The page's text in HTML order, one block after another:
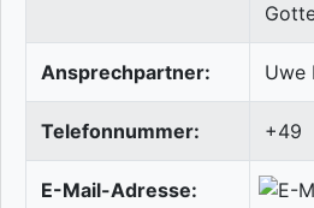
Ansprechpartner: Uwe
Telefonnummer: +49
E-Mail-Adresse: